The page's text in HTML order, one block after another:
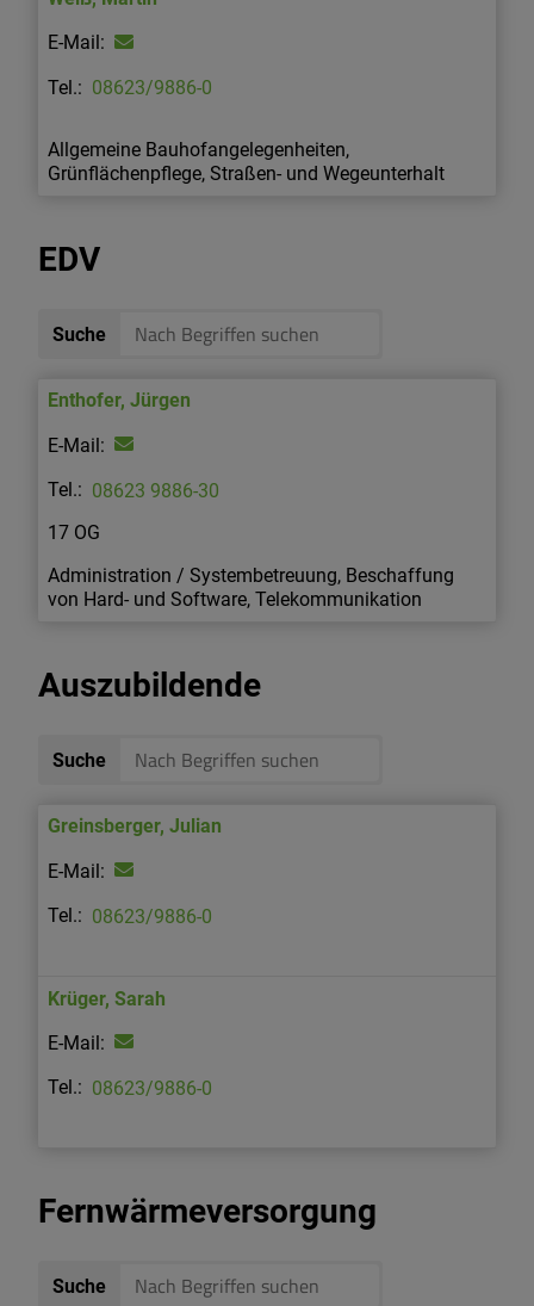
08623/9886-0
Allgemeine Bauhofangelegenheiten,
Grünflächenpflege, Straßen- und Wegeunterhalt
EDV
Suche
Enthofer, Jürgen
08623 9886-30
17 OG
Administration / Systembetreuung, Beschaffung
von Hard- und Software, Telekommunikation
Auszubildende
Suche
Greinsberger, Julian
08623/9886-0
Krüger, Sarah
08623/9886-0
Fernwärmeversorgung
Suche